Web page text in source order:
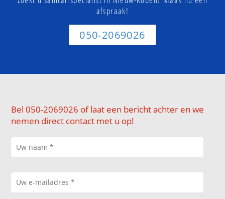
afspraak!
050-2069026
Bel 050-2069026 of laat een bericht achter en we
nemen direct contact met u op!